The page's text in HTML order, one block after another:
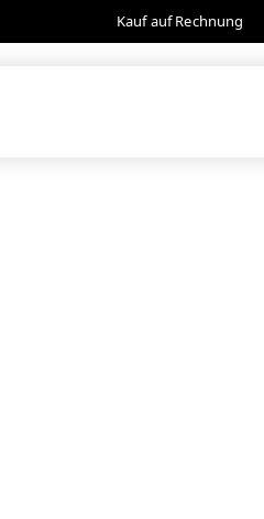
Kauf auf Rechnung